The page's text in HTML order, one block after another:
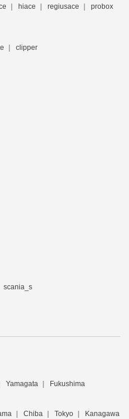
hiace regiusace
probox
clipper
scania_s
Yamagata Fukushima
Chiba Tokyo
Kanagawa